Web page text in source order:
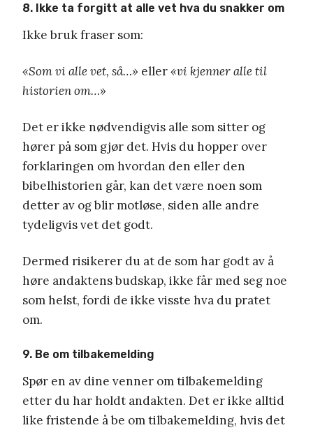
8. Ikke ta forgitt at alle vet hva du snakker om
Ikke bruk fraser som:
«Som vi alle vet, så…» eller«vi kjenner alle til
historien om…»
Det er ikke nødvendigvis alle som sitter og
hører på som gjør det. Hvis du hopper over
forklaringen om hvordan den eller den
bibelhistorien går, kan det være noen som
detter av og blir motløse, siden alle andre
tydeligvis vet det godt.
Dermed risikerer du at de som har godt av å
høre andaktens budskap, ikke får med seg noe
som helst, fordi de ikke visste hva du pratet
om.
9. Be om tilbakemelding
Spør en av dine venner om tilbakemelding
etter du har holdt andakten. Det er ikke alltid
like fristende å be om tilbakemelding, hvis det